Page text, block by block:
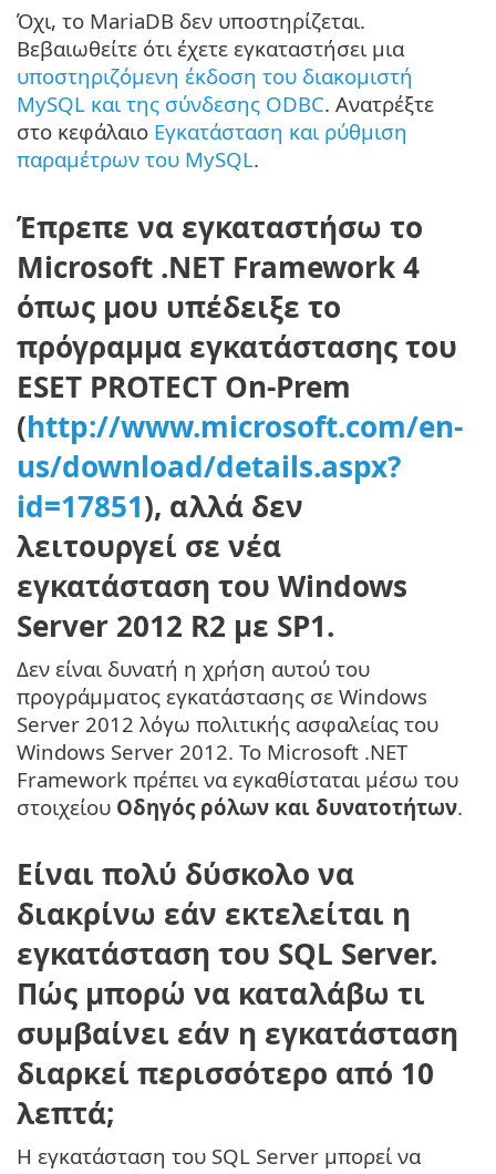
Όχι, το MariaDB δεν υποστηρίζεται.
Βεβαιωθείτε ότι έχετε εγκαταστήσει μια
υποστηριζόμενη έκδοση του διακομιστή
MySQL και της σύνδεσης ODBC. Ανατρέξτε
στο κεφάλαιο Εγκατάσταση και ρύθμιση
παραμέτρων του MySQL.
Έπρεπε να εγκαταστήσω το
Microsoft .NET Framework 4
όπως μου υπέδειξε το
πρόγραμμα εγκατάστασης του
ESET PROTECT On-Prem
(http://www.microsoft.com/en-
us/download/details.aspx?
id=17851), αλλά δεν
λειτουργεί σε νέα
εγκατάσταση του Windows
Server 2012 R2 με SP1.
Δεν είναι δυνατή η χρήση αυτού του
προγράμματος εγκατάστασης σε Windows
Server 2012 λόγω πολιτικής ασφαλείας του
Windows Server 2012. Το Microsoft .NET
Framework πρέπει να εγκαθίσταται μέσω του
στοιχείου Οδηγός ρόλων και δυνατοτήτων.
Είναι πολύ δύσκολο να
διακρίνω εάν εκτελείται η
εγκατάσταση του SQL Server.
Πώς μπορώ να καταλάβω τι
συμβαίνει εάν η εγκατάσταση
διαρκεί περισσότερο από 10
λεπτά;
Η εγκατάσταση του SQL Server μπορεί να